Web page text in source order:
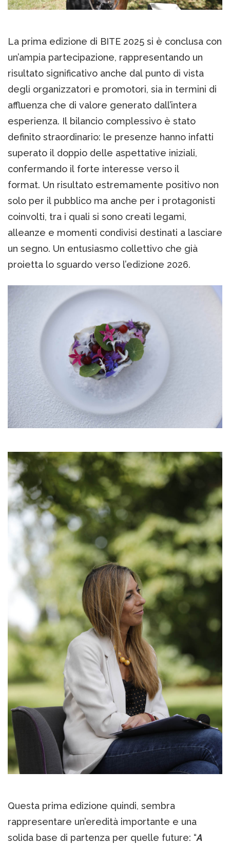
La prima edizione di BITE 2025 si è conclusa con
un’ampia partecipazione, rappresentando un
risultato significativo anche dal punto di vista
degli organizzatori e promotori, sia in termini di
affluenza che di valore generato dall’intera
esperienza. Il bilancio complessivo è stato
definito straordinario: le presenze hanno infatti
superato il doppio delle aspettative iniziali,
confermando il forte interesse verso il
format. Un risultato estremamente positivo non
solo per il pubblico ma anche per i protagonisti
coinvolti, tra i quali si sono creati legami,
alleanze e momenti condivisi destinati a lasciare
un segno. Un entusiasmo collettivo che già
proietta lo sguardo verso l’edizione 2026.
Questa prima edizione quindi, sembra
rappresentare un’eredità importante e una
solida base di partenza per quelle future: “A